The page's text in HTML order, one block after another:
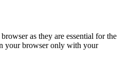
as they are essential for the
your browser only with your